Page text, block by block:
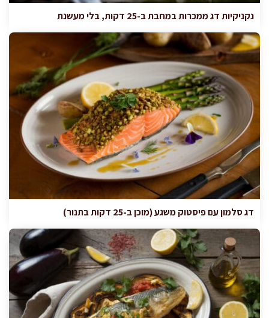
נקניקיות דג ממכרות במחבת ב-25 דקות, בלי מעשנת
דג סלמון עם פיסטוק משגע (מוכן ב-25 דקות בתנור)